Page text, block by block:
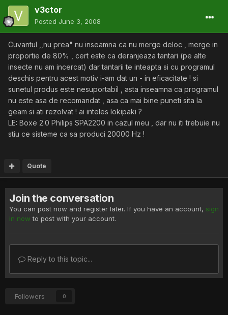
v3ctor
Posted June 3, 2008
Cuvantul ,,nu prea" nu inseamna ca nu merge deloc , merge in
proportie de 80% , cert este ca deranjeaza tantari (pe alte
insecte nu am incercat) dar tantarii te inteapta si cu programul
deschis pentru acest motiv i-am dat un - in eficacitate ! si
sunetul produs este nesuportabil , asta inseamna ca programul
nu este asa de recomandat , asa ca mai bine puneti sita la
geam si ati rezolvat ! ai inteles lokipaki ?
LE: Boxe 2.0 Philips SPA2200 in cazul meu , dar nu iti trebuie nu
stiu ce sisteme ca sa produci 20000 Hz !
Quote
Join the conversation
You can post now and register later. If you have an account, sign
in now to post with your account.
Reply to this topic...
Followers 0